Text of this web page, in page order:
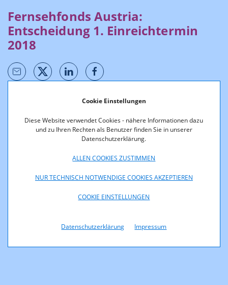
Cookie Einstellungen
Diese Website verwendet Cookies - nähere Informationen dazu
und zu Ihren Rechten als Benutzer finden Sie in unserer
Datenschutzerklärung.
ALLEN COOKIES ZUSTIMMEN
NUR TECHNISCH NOTWENDIGE COOKIES AKZEPTIEREN
COOKIE EINSTELLUNGEN
Datenschutzerklärung Impressum
Fernsehfonds Austria:
Entscheidung 1. Einreichtermin
2018
Förderentscheidungen werden unter Berücksichtigung des
Gesetzes, der Richtlinienund nach Stellungnahme
Fachbeiratesdurch den Geschäftsführer des
Fachbereichs Medien der RTR-GmbH getroffen.
Die Daten stehen über den nachfolgenden Button in
sowie zum Abruf als Open Data zur Verfügung.
Entscheidung 1. Einreichtermin 2018